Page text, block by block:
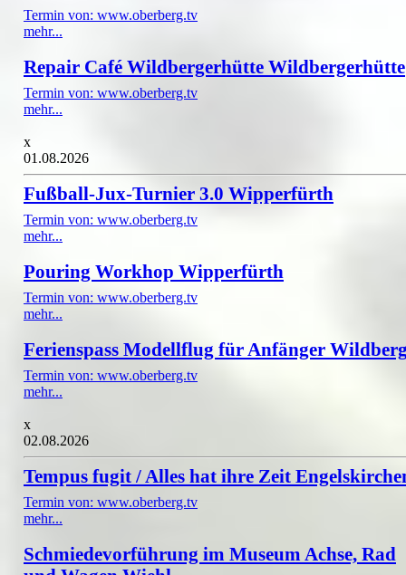
Termin von: www.oberberg.tv
mehr...
Repair Café Wildbergerhütte Wildbergerhütte
Termin von: www.oberberg.tv
mehr...
x
01.08.2026
Fußball-Jux-Turnier 3.0 Wipperfürth
Termin von: www.oberberg.tv
mehr...
Pouring Workhop Wipperfürth
Termin von: www.oberberg.tv
mehr...
Ferienspass Modellflug für Anfänger
Termin von: www.oberberg.tv
mehr...
x
02.08.2026
Tempus fugit / Alles hat ihre Zeit
Termin von: www.oberberg.tv
mehr...
Schmiedevorführung im Museum Achse, Rad